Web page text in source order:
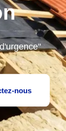
nous